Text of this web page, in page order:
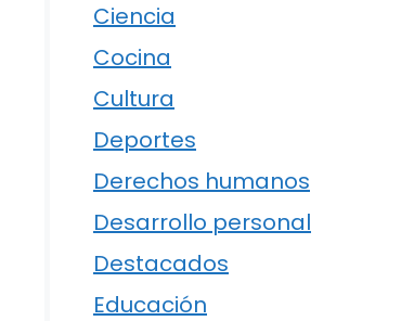
Ciencia
Cocina
Cultura
Deportes
Derechos humanos
Desarrollo personal
Destacados
Educación